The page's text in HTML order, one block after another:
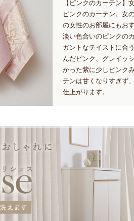
【ピンクのカーテン】
ピンクのカーテン。女
の女性のお部屋にもお
淡い色合いのピンクの
ガントなテイストに合
んだピンク、グレイッ
かった紫に少しピンク
テンは甘くなりすぎず
仕上がります。